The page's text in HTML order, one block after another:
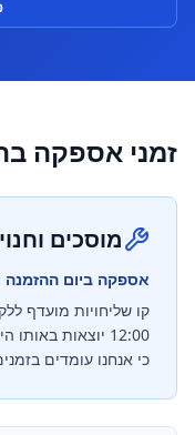
זמני אספקה ב
מוסכים
אספקה ביום
קו שליחויות מועדף
12:00 יוצאות באותו היום. המוסכים ב
כי אנחנו עומדים